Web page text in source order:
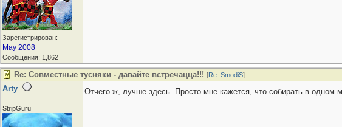
Зарегистрирован:
May 2008
Сообщения: 1,862
Re: Совместные тусняки - давайте встречацца!!! [Re: SmodiS]
Arty
StripGuru
Отчего ж, лучше здесь. Просто мне кажется, что собирать в